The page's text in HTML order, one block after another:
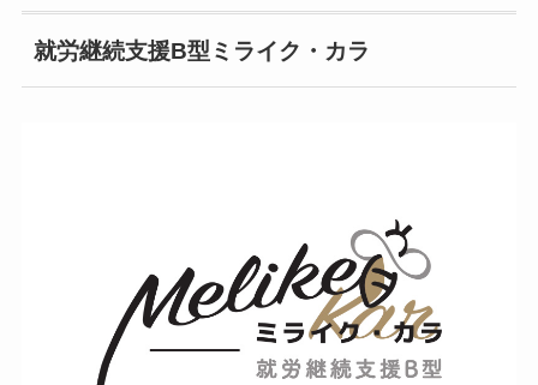
就労継続支援B型ミライク・カラ